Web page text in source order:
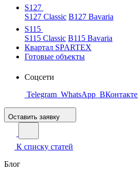
S127
S127 Classic B127 Bavaria
S115
S115 Classic B115 Bavaria
Квартал SPARTEX
Готовые объекты
Соцсети
Telegram WhatsApp ВКонтакте
Оставить заявку
К списку статей
Блог